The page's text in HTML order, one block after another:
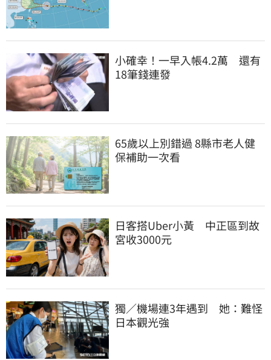
小確幸！一早入帳4.2萬　還有
18筆錢連發
65歲以上別錯過 8縣市老人健
保補助一次看
日客搭Uber小黃　中正區到故
宮收3000元
獨／機場連3年遇到　她：難怪
日本觀光強